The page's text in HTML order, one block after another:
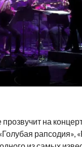
на
рапсодия»,